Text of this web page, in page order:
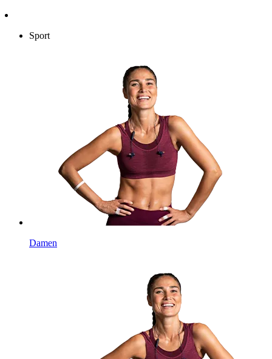
Sport
Damen